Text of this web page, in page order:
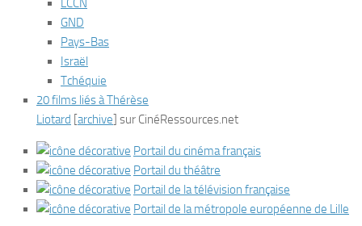
LCCN
GND
Pays-Bas
Israël
Tchéquie
20 films liés à Thérèse
Liotard [archive] sur CinéRessources.net
Portail du cinéma français
Portail du théâtre
Portail de la télévision française
Portail de la métropole européenne de Lille